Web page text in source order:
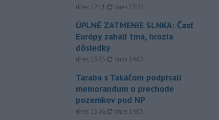
dnes 12:11, aktualizované
dnes 13:22
ÚPLNÉ ZATMENIE SLNKA: Časť
Európy zahalí tma, hrozia
dôsledky
dnes 13:35, aktualizované
dnes 14:03
Taraba s Takáčom podpísali
memorandum o prechode
pozemkov pod NP
dnes 13:26, aktualizované
dnes 14:05